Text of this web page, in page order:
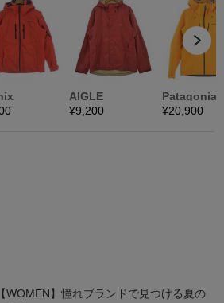
【WOMEN】憧れブランドで見つける夏の